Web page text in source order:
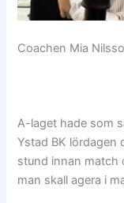
Coachen Mia
A-laget hade som
Ystad BK lördagen
stund innan match
man skall agera i